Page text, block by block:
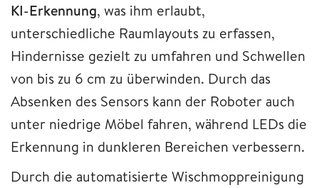
KI-Erkennung, was ihm erlaubt,
unterschiedliche Raumlayouts zu erfassen,
Hindernisse gezielt zu umfahren und Schwellen
von bis zu 6 cm zu überwinden. Durch das
Absenken des Sensors kann der Roboter auch
unter niedrige Möbel fahren, während LEDs die
Erkennung in dunkleren Bereichen verbessern.
Durch die automatisierte Wischmoppreinigung